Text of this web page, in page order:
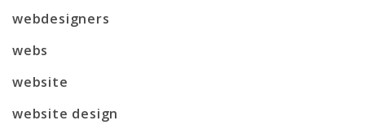
webdesigners
webs
website
website design